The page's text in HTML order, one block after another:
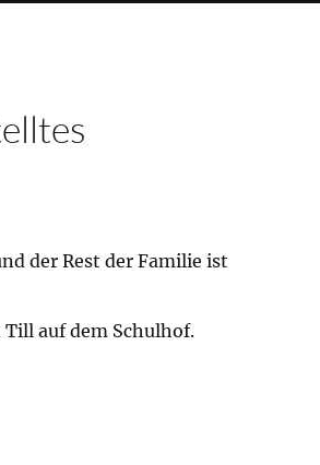
der Rest der Familie ist
auf dem Schulhof.